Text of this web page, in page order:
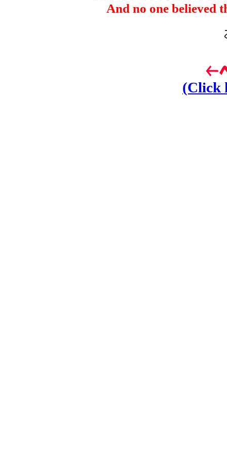
And no one believed
(Click